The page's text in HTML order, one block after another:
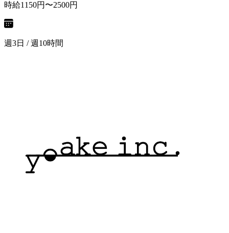
時給1150円〜2500円
週3日 / 週10時間